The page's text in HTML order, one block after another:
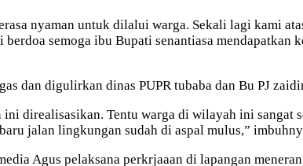
nyaman untuk dilalui warga. Sekali lagi kami
semoga ibu Bupati senantiasa mendapatkan
dan digulirkan dinas PUPR tubaba dan Bu PJ
direalisasikan. Tentu warga di wilayah ini sangat
jalan lingkungan sudah di aspal mulus,”
Agus pelaksana perkrjaaan di lapangan